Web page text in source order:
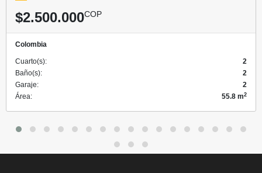
$2.500.000COP
Colombia
Cuarto(s):
2
Baño(s):
2
Garaje:
2
Área:
55.8 m2